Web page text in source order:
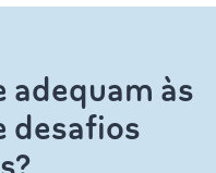
adequam às
desafios